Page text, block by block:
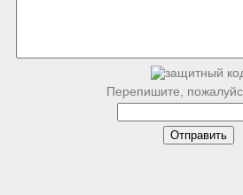
Перепишите,